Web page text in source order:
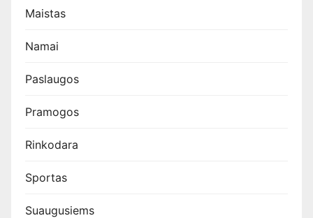
Maistas
Namai
Paslaugos
Pramogos
Rinkodara
Sportas
Suaugusiems